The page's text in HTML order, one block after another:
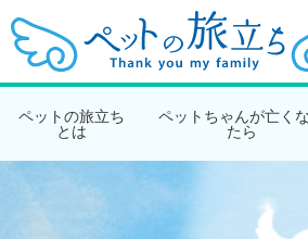
ペットの旅立ち
とは
ペットちゃんが亡く
たら